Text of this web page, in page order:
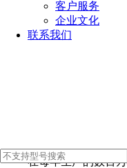
客户服务
企业文化
联系我们
当纯钛的价格在20
始为这种堪称神奇的金
钛的轻质高强度非常的
在每年生产的数百